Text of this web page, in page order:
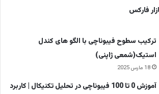
در اغلب پلتفرم‌ها
می‌توان آن را تغییر داد:
تنظیم
توضیح
فارکس
ترکیب سطوح فیبوناچی با الگو های کندل
استیک(شمعی ژاپنی)
18 مارس 2025
آموزش 0 تا 100 فیبوناچی در تحلیل تکنیکال | کاربرد